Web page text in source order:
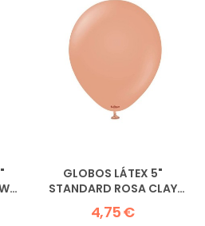
GLOBOS LÁTEX 5"
STANDARD ROSA CLAY
KALISAN
4,75 €